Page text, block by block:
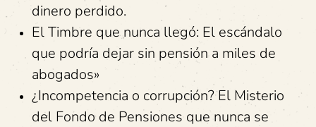
dinero perdido.
El Timbre que nunca llegó: El escándalo
que podría dejar sin pensión a miles de
abogados»
¿Incompetencia o corrupción? El Misterio
del Fondo de Pensiones que nunca se